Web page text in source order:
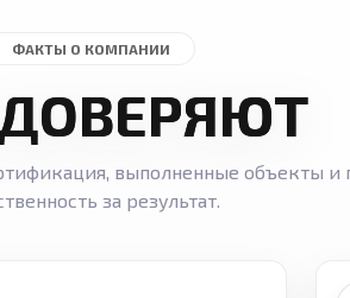
ФАКТЫ О КОМПАНИИ
выполненные объекты и
за результат.